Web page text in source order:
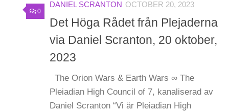
0
DANIEL SCRANTON OCTOBER 20, 2023
Det Höga Rådet från Plejaderna
via Daniel Scranton, 20 oktober,
2023
The Orion Wars & Earth Wars ∞ The
Pleiadian High Council of 7, kanaliserad av
Daniel Scranton “Vi är Pleiadian High